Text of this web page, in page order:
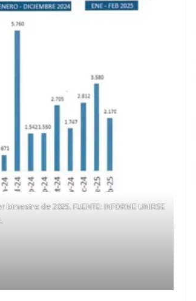
de 2025. FUENTE: INFORME UNIRSE